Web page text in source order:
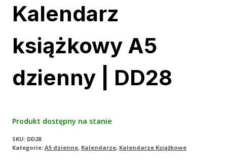
Kalendarz
książkowy A5
dzienny | DD28
Produkt dostępny na stanie
SKU: DD28
Kategorie: A5 dzienne, Kalendarze, Kalendarze Książkowe